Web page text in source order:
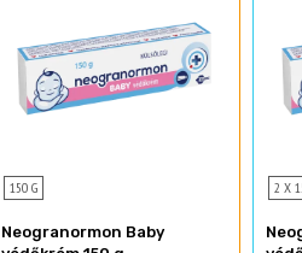
150 G
Neogranormon Baby
2 X